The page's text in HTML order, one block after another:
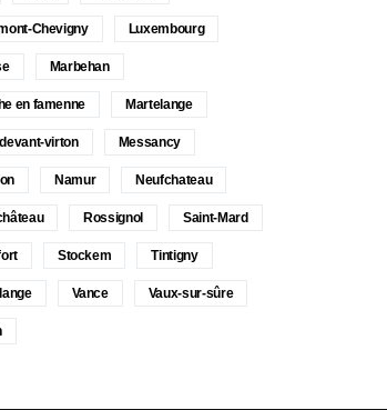
Chevigny Luxembourg
Marbehan
en famenne Martelange
virton Messancy
Namur Neufchateau
Rossignol Saint-Mard
Stockem Tintigny
Vance Vaux-sur-sûre